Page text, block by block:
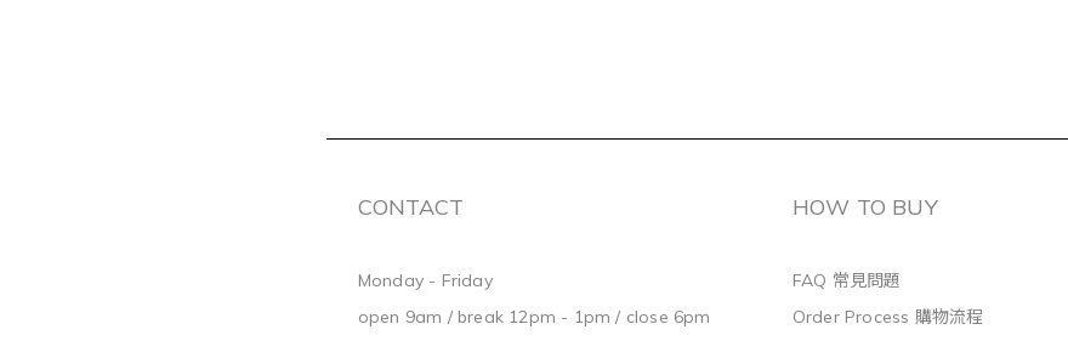
CONTACT
Monday - Friday
open 9am / break 12pm - 1pm / close 6pm
HOW TO BUY
FAQ 常見問題
Order Process 購物流程